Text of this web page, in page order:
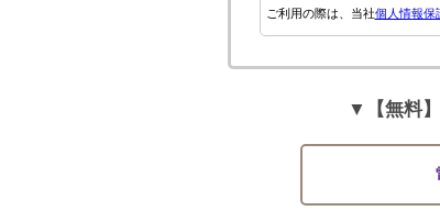
ご利用の際は、当社個人情報保
▼【無料